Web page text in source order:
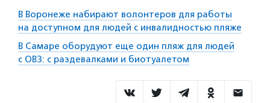
В Воронеже набирают волонтеров для работы
на доступном для людей с инвалидностью пляже
В Самаре оборудуют еще один пляж для людей
с ОВЗ: с раздевалками и биотуалетом